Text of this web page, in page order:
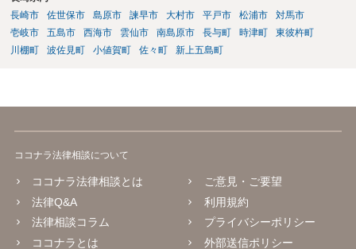
長崎市
佐世保市 島原市 諫早市 大村市 平戸市 松浦市
対馬市
壱岐市
五島市 西海市 雲仙市 南島原市 長与町 時津町
東彼杵町
川棚町
波佐見町 小値賀町 佐々町 新上五島町
ココナラ法律相談について
ココナラ法律相談とは
法律Q&A
法律相談コラム
ココナラとは
ご意見・ご要望
利用規約
プライバシーポリシー
外部送信ポリシー